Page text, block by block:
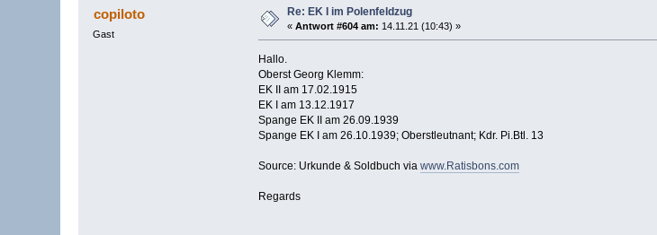
copiloto
Gast
Re: EK I im Polenfeldzug
«Antwort #604 am: 14.11.21 (10:43) »
Hallo.
Oberst Georg Klemm:
EK II am 17.02.1915
EK I am 13.12.1917
Spange EK II am 26.09.1939
Spange EK I am 26.10.1939; Oberstleutnant; Kdr. Pi.Btl. 13
Source: Urkunde & Soldbuch via www.Ratisbons.com
Regards